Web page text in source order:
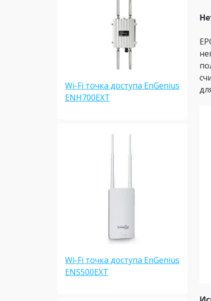
Wi-Fi точка доступа EnGenius
ENH700EXT
Wi-Fi точка доступа EnGenius
ENS500EXT